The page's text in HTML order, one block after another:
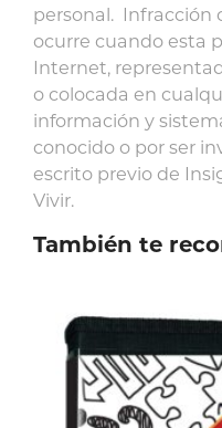
personal. Infracción
ocurre cuando esta
Internet,
o colocada en
información y
conocido o por ser
escrito previo de
Vivir.
También te